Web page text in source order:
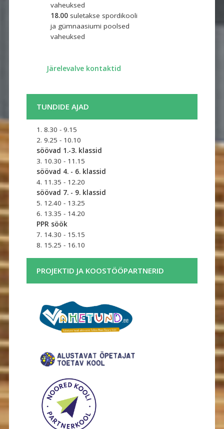
vaheuksed
18.00suletakse spordikooli
ja gümnaasiumi poolsed
vaheuksed ​
Järelevalve kontaktid
TUNDIDE AJAD
1. 8.30 - 9.15
2. 9.25 - 10.10
söövad 1.-3. klassid
3. 10.30 - 11.15
söövad 4. - 6. klassid
4. 11.35 - 12.20
söövad 7. - 9. klassid
5. 12.40 - 13.25
6. 13.35 - 14.20
PPR söök
7. 14.30 - 15.15
8. 15.25 - 16.10
PROJEKTID JA KOOSTÖÖPARTNERID